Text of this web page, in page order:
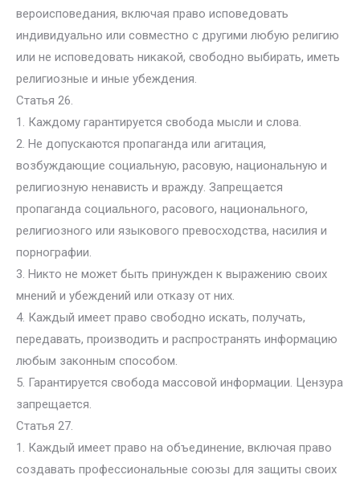
вероисповедания, включая право исповедовать
индивидуально или совместно с другими любую религию
или не исповедовать никакой, свободно выбирать, иметь
религиозные и иные убеждения.
Статья 26.
1. Каждому гарантируется свобода мысли и слова.
2. Не допускаются пропаганда или агитация,
возбуждающие социальную, расовую, национальную и
религиозную ненависть и вражду. Запрещается
пропаганда социального, расового, национального,
религиозного или языкового превосходства, насилия и
порнографии.
3. Никто не может быть принужден к выражению своих
мнений и убеждений или отказу от них.
4. Каждый имеет право свободно искать, получать,
передавать, производить и распространять информацию
любым законным способом.
5. Гарантируется свобода массовой информации. Цензура
запрещается.
Статья 27.
1. Каждый имеет право на объединение, включая право
создавать профессиональные союзы для защиты своих